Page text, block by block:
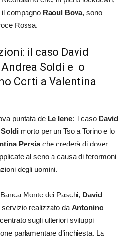
il compagno Raoul Bova, sono
Rossa.
il caso David
Soldi e lo
Corti a Valentina
puntata de Le Iene: il caso David
Soldi morto per un Tso a Torino e lo
Persiache crederà di dover
al seno a causa di ferormoni
degli uomini.
Monte dei Paschi, David
realizzato da Antonino
sugli ulteriori sviluppi
parlamentare d’inchiesta. La